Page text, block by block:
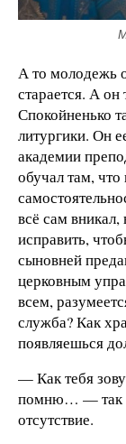
А то молодежь
старается. А
Спокойненько
литургики. Он
академии
обучал там,
всё сам вникал,
исправить,
сыновней
церковным
всем,
служба? Как
появляешься
— Как тебя
помню… — так
отсутствие.